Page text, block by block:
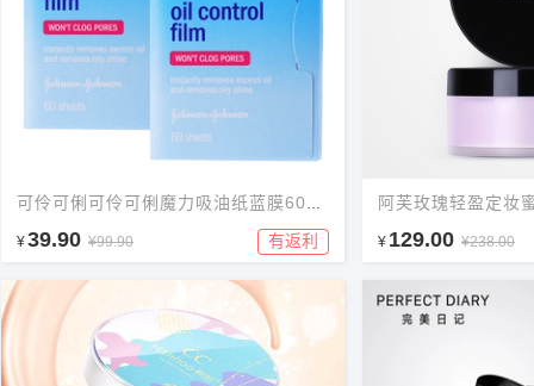
可伶可俐可伶可俐魔力吸油纸蓝膜60片*2包
¥39.90 ¥99.90 有返利
阿芙玫瑰轻盈定妆
¥ 129.00 ¥238.00